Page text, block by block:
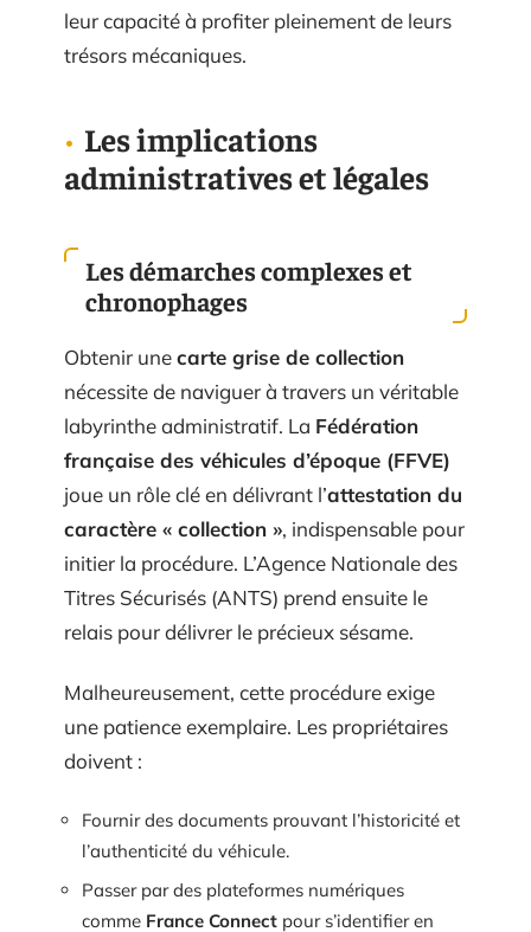
leur capacité à profiter pleinement de leurs
trésors mécaniques.
Les implications
administratives et légales
Les démarches complexes et
chronophages
Obtenir unecarte grise de collection
nécessite de naviguer à travers un véritable
labyrinthe administratif. La Fédération
française des véhicules d’époque (FFVE)
joue un rôle clé en délivrant l’attestation du
caractère « collection », indispensable pour
initier la procédure. L’Agence Nationale des
Titres Sécurisés (ANTS) prend ensuite le
relais pour délivrer le précieux sésame.
Malheureusement, cette procédure exige
une patience exemplaire. Les propriétaires
doivent :
Fournir des documents prouvant l’historicité et
l’authenticité du véhicule.
Passer par des plateformes numériques
comme France Connect pour s’identifier en